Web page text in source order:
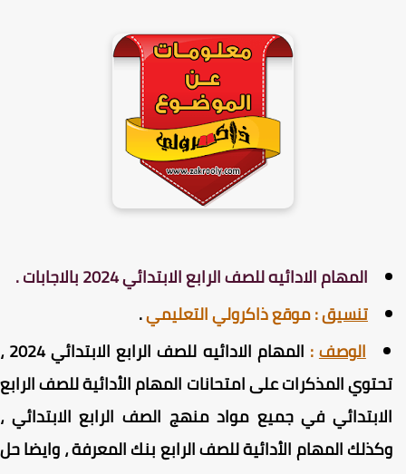
المهام الادائيه للصف الرابع الابتدائي 2024 بالاجابات .
تنسيق:موقع ذاكرولي التعليمي.
الوصف:
المهام الادائيه للصف الرابع الابتدائي 2024 ،
المذكرات على امتحانات المهام الأدائية للصف الرابع
في جميع مواد منهج الصف الرابع الابتدائي ،
المهام الأدائية للصف الرابع بنك المعرفة ، وايضا حل